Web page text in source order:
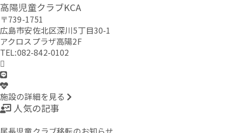
高陽児童クラブKCA
〒739-1751
広島市安佐北区深川5丁目30-1
アクロスプラザ高陽2F
TEL:082-842-0102
施設の詳細を見る
人気の記事